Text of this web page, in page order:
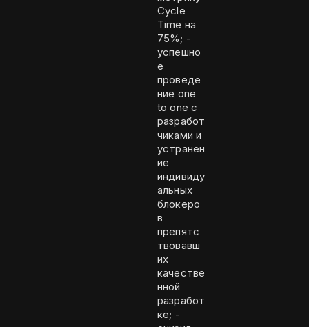
Cycle
Time на
75%; -
успешно
е
проведе
ние one
to one с
разработ
чиками и
устранен
ие
индивиду
альных
блокеро
в
препятс
твовавш
их
качестве
нной
разработ
ке; -